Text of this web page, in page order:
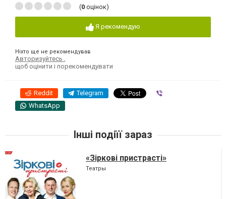
(0 оцінок)
Я рекомендую
Ніхто ще не рекомендував
Авторизуйтесь
щоб оцінити і порекомендувати
Reddit Telegram
WhatsApp
Інші подіїї зараз
«Зіркові пристрасті»
Театры